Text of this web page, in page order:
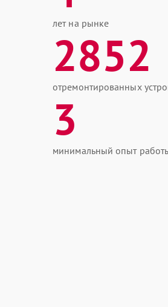
лет на рынке
2852
отремонтированных
3
минимальный опыт